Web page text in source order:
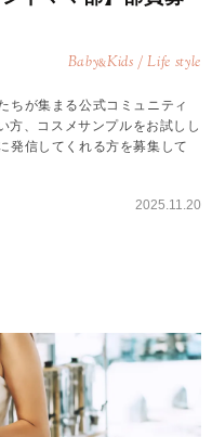
Baby&Kids / Life style
ちが集まる公式コミュニティ
方、コスメサンプルをお試しし
発信してくれる方を募集して
2025.11.20